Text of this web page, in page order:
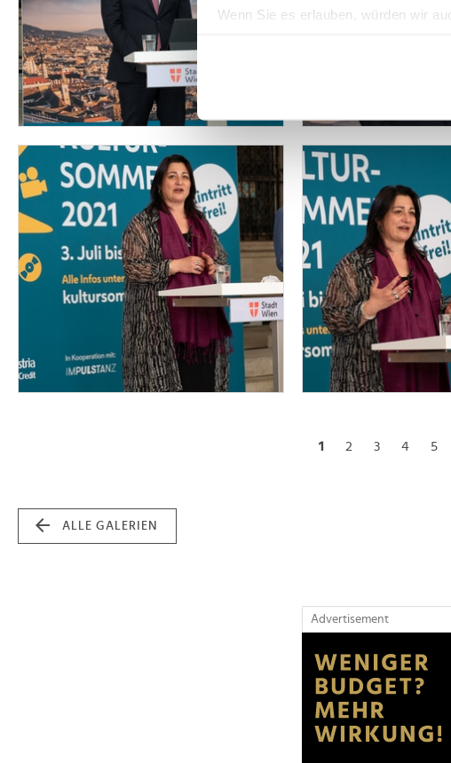
Wenn Sie es erlauben, würden wir
Erfahren Sie mehr darüber, wie Ihre
Wir verwenden Cookies, um Inhalte
und die Zugriffe auf unsere Website
Website an unsere Partner für
möglicherweise mit weiteren Daten
der Dienste gesammelt haben.
1 2 3 4 5
ALLE GALERIEN
Advertisement